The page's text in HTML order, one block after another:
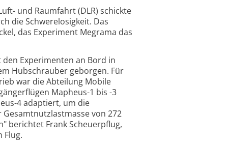
und Raumfahrt (DLR) schickte
die Schwerelosigkeit. Das
das Experiment Megrama das
Experimenten an Bord in
Hubschrauber geborgen. Für
war die Abteilung Mobile
Mapheus-1 bis -3
4 adaptiert, um die
von 272
berichtet Frank Scheuerpflug,
Flug.